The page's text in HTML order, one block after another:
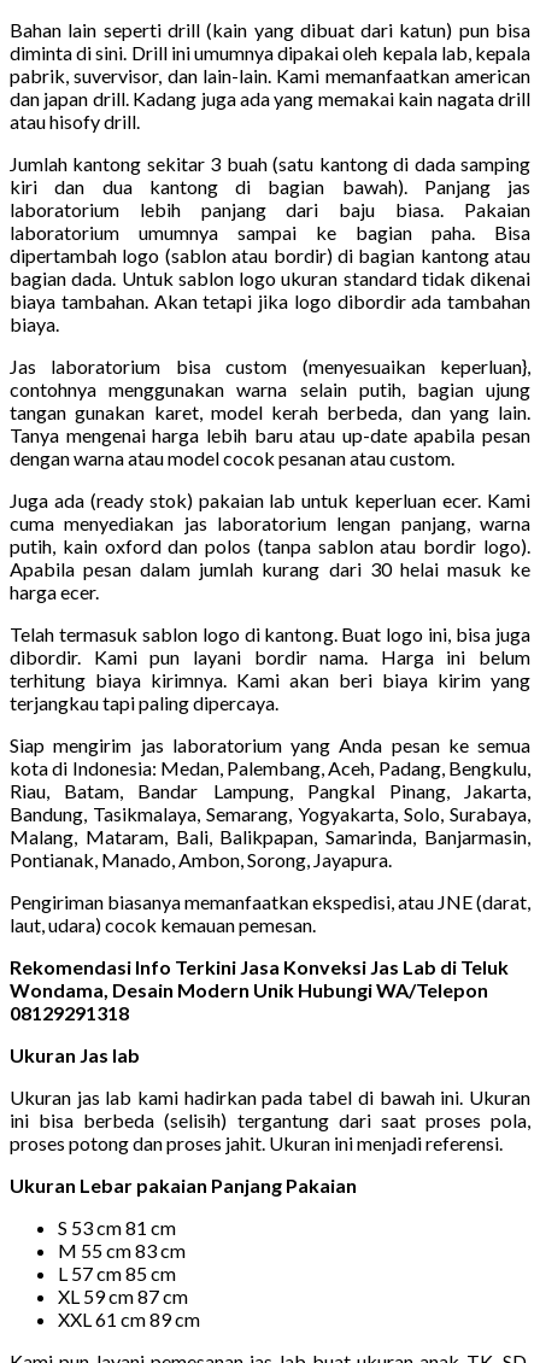
Bahan lain seperti drill (kain yang dibuat dari katun) pun bisa
diminta di sini. Drill ini umumnya dipakai oleh kepala lab, kepala
pabrik, suvervisor, dan lain-lain. Kami memanfaatkan american
dan japan drill. Kadang juga ada yang memakai kain nagata drill
atau hisofy drill.
Jumlah kantong sekitar 3 buah (satu kantong di dada samping
kiri dan dua kantong di bagian bawah). Panjang jas
laboratorium lebih panjang dari baju biasa. Pakaian
laboratorium umumnya sampai ke bagian paha. Bisa
dipertambah logo (sablon atau bordir) di bagian kantong atau
bagian dada. Untuk sablon logo ukuran standard tidak dikenai
biaya tambahan. Akan tetapi jika logo dibordir ada tambahan
biaya.
Jas laboratorium bisa custom (menyesuaikan keperluan},
contohnya menggunakan warna selain putih, bagian ujung
tangan gunakan karet, model kerah berbeda, dan yang lain.
Tanya mengenai harga lebih baru atau up-date apabila pesan
dengan warna atau model cocok pesanan atau custom.
Juga ada (ready stok) pakaian lab untuk keperluan ecer. Kami
cuma menyediakan jas laboratorium lengan panjang, warna
putih, kain oxford dan polos (tanpa sablon atau bordir logo).
Apabila pesan dalam jumlah kurang dari 30 helai masuk ke
harga ecer.
Telah termasuk sablon logo di kantong. Buat logo ini, bisa juga
dibordir. Kami pun layani bordir nama. Harga ini belum
terhitung biaya kirimnya. Kami akan beri biaya kirim yang
terjangkau tapi paling dipercaya.
Siap mengirim jas laboratorium yang Anda pesan ke semua
kota di Indonesia: Medan, Palembang, Aceh, Padang, Bengkulu,
Riau, Batam, Bandar Lampung, Pangkal Pinang, Jakarta,
Bandung, Tasikmalaya, Semarang, Yogyakarta, Solo, Surabaya,
Malang, Mataram, Bali, Balikpapan, Samarinda, Banjarmasin,
Pontianak, Manado, Ambon, Sorong, Jayapura.
Pengiriman biasanya memanfaatkan ekspedisi, atau JNE (darat,
laut, udara) cocok kemauan pemesan.
Rekomendasi Info Terkini Jasa Konveksi Jas Lab di Teluk
Wondama, Desain Modern Unik Hubungi WA/Telepon
08129291318
Ukuran Jas lab
Ukuran jas lab kami hadirkan pada tabel di bawah ini. Ukuran
ini bisa berbeda (selisih) tergantung dari saat proses pola,
proses potong dan proses jahit. Ukuran ini menjadi referensi.
Ukuran Lebar pakaian Panjang Pakaian
S 53 cm 81 cm
M 55 cm 83 cm
L 57 cm 85 cm
XL 59 cm 87 cm
XXL 61 cm 89 cm